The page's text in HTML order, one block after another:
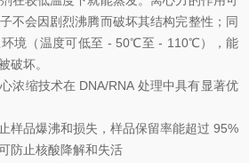
不会因剧烈沸腾而破坏其结构完整性；同
境（温度可低至 - 50℃至 - 110℃），能
破坏。
浓缩技术在 DNA/RNA 处理中具有显著优
样品爆沸和损失，样品保留率能超过 95%
防止核酸降解和失活